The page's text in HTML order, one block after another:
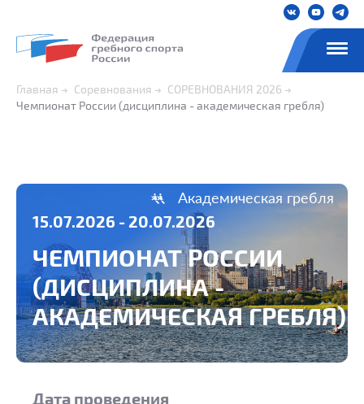
Главная Соревнования
СОРЕВНОВАНИЯ 2026
Чемпионат России (дисциплина - академическая гребля)
15.07.2026 - 20.07.2026
ЧЕМПИОНАТ РОССИИ
(ДИСЦИПЛИНА -
АКАДЕМИЧЕСКАЯ ГРЕБЛЯ)
Академическая гребля
Дата проведения